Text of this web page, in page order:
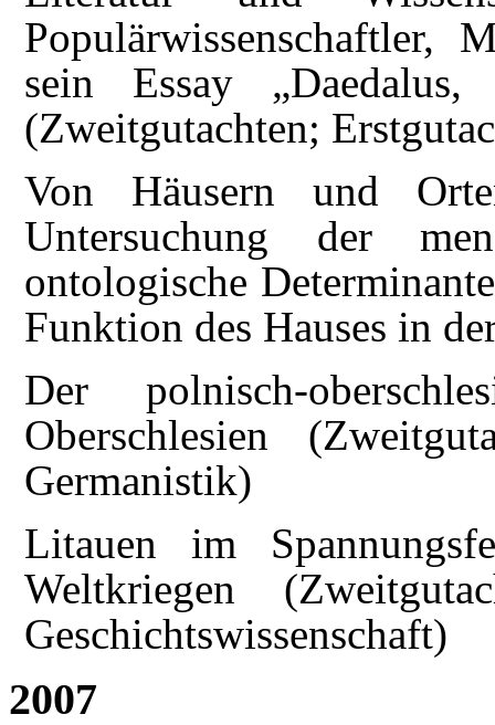
Populärwissenschaftler,
sein Essay
(Zweitgutachten;
Von Häusern und
Untersuchung der
ontologische
Funktion des Hauses in
Der polnisch-
Oberschlesien
Germanistik)
Litauen im
Weltkriegen
Geschichtswissenschaft)
2007